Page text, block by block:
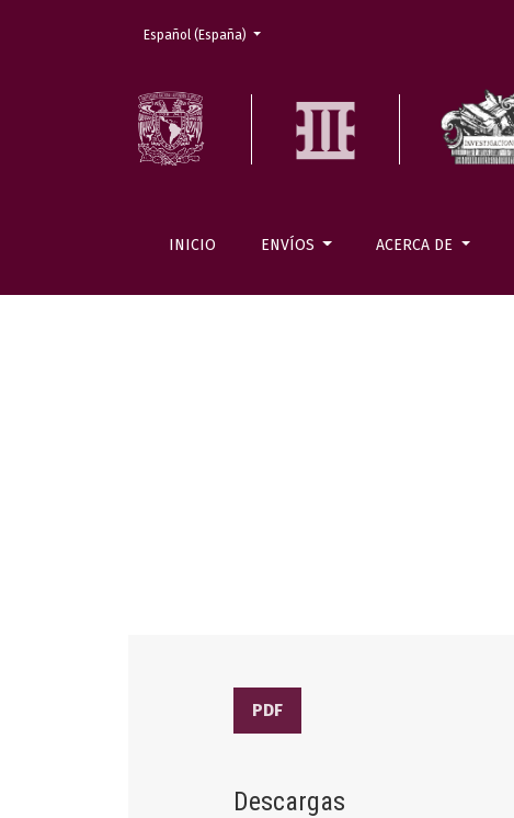
INICIO ENVÍOS ACERCA DE
Cambiar el idioma. El actual es:
Español (España)
PDF
Descargas